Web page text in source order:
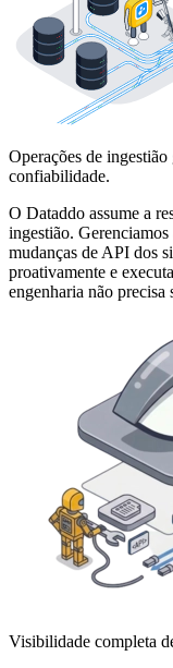
Operações de
confiabilidade.
O Dataddo assume a
ingestião.
mudanças de API dos
proativamente e
engenharia não precisa
Visibilidade completa